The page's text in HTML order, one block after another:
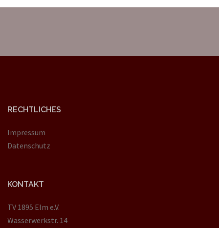
RECHTLICHES
Impressum
Datenschutz
KONTAKT
TV 1895 Elm e.V.
Wasserwerkstr. 14